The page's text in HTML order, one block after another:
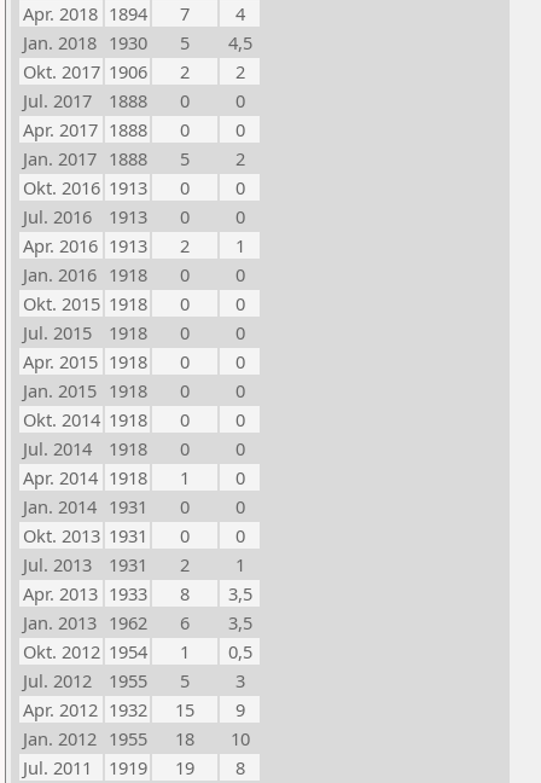
Apr. 2018 1894 7
4
Jan. 2018 1930 5
4,5
Okt. 2017 1906 2
2
Jul. 2017
1888 0
0
Apr. 2017 1888 0
0
Jan. 2017 1888 5
2
Okt. 2016 1913 0
0
Jul. 2016
1913 0
0
Apr. 2016 1913 2
1
Jan. 2016 1918 0
0
Okt. 2015 1918 0
0
Jul. 2015
1918 0
0
Apr. 2015 1918 0
0
Jan. 2015 1918 0
0
Okt. 2014 1918 0
0
Jul. 2014
1918 0
0
Apr. 2014 1918 1
0
Jan. 2014 1931 0
0
Okt. 2013 1931 0
0
Jul. 2013
1931 2
1
Apr. 2013 1933 8
3,5
Jan. 2013 1962 6
3,5
Okt. 2012 1954 1
0,5
Jul. 2012
1955 5
3
Apr. 2012 1932 15
9
Jan. 2012 1955 18
10
Jul. 2011
1919 19
8